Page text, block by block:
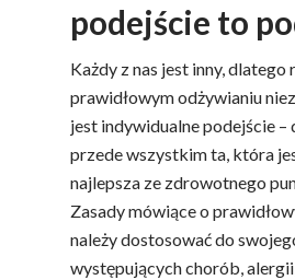
podejście to
Każdy z nas jest inny, dlatego
prawidłowym odżywianiu
jest indywidualne podejście –
przede wszystkim ta, która
najlepsza ze zdrowotnego
Zasady mówiące o
należy dostosować do
występujących chorób,